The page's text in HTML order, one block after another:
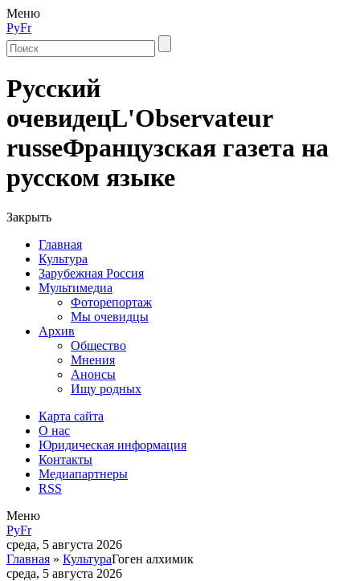
Меню
РуFr
Русский
очевидецL'Observateur
russeФранцузская газета на
русском языке
Закрыть
Главная
Культура
Зарубежная Россия
Мультимедиа
Фоторепортаж
Мы очевидцы
Архив
Общество
Мнения
Анонсы
Ищу родных
Карта сайта
О нас
Юридическая информация
Контакты
Медиапартнеры
RSS
Меню
РуFr
среда, 5 августа 2026
Главная » КультураГоген алхимик
среда, 5 августа 2026